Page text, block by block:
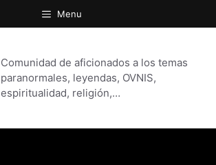
Menu
Comunidad de aficionados a los temas
paranormales, leyendas, OVNIS,
espiritualidad, religión,…